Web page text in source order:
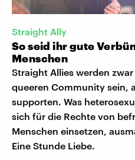
Straight Ally
So seid ihr gute
Menschen
Straight Allies werden
queeren Community sein,
supporten. Was
sich für die Rechte von
Menschen einsetzen,
Eine Stunde Liebe.